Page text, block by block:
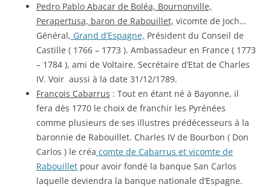
Pedro Pablo Abacar de Boléa, Bournonville,
Perapertusa, baron de Rabouillet, vicomte de Joch…
Général, Grand d’Espagne, Président du Conseil de
Castille ( 1766 – 1773 ). Ambassadeur en France ( 1773
– 1784 ), ami de Voltaire. Secrétaire d’Etat de Charles
IV. Voir aussi à la date 31/12/1789.
François Cabarrus : Tout en étant né à Bayonne, il
fera dès 1770 le choix de franchir les Pyrénées
comme plusieurs de ses illustres prédécesseurs à la
baronnie de Rabouillet. Charles IV de Bourbon ( Don
Carlos ) le créa comte de Cabarrus et vicomte de
Rabouillet pour avoir fondé la banque San Carlos
laquelle deviendra la banque nationale d’Espagne.